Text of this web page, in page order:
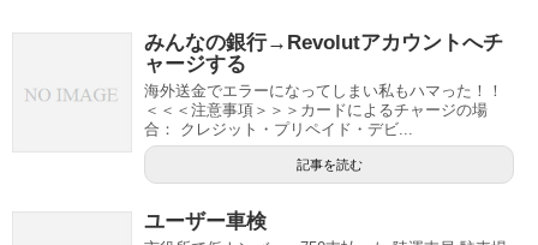
みんなの銀行→Revolutアカウントへチ
ャージする
海外送金でエラーになってしまい私もハマった！！
＜＜＜注意事項＞＞＞カードによるチャージの場
合： クレジット・プリペイド・デビ...
記事を読む
ユーザー車検